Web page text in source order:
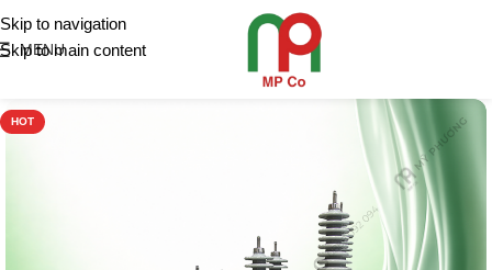
Skip to navigation
Skip to main content
MENU
HOT